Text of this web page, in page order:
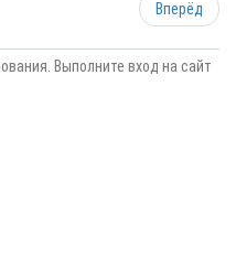
Вперёд
Выполните вход на сайт